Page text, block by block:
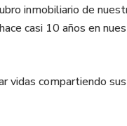
inmobiliario de
casi 10 años en
vidas compartiendo